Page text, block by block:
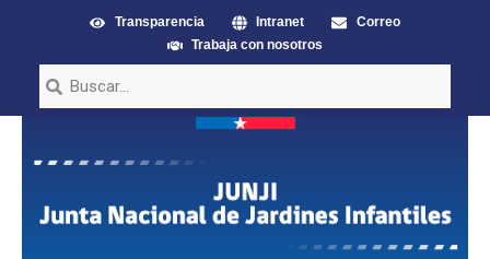
Transparencia Intranet
Correo
Trabaja con nosotros